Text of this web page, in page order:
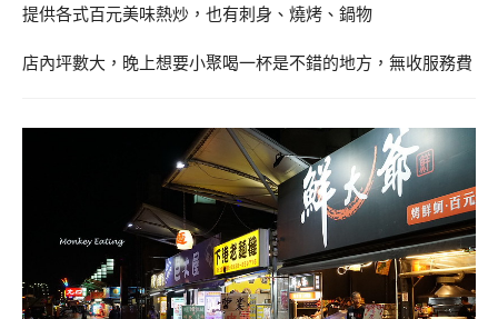
提供各式百元美味熱炒，也有刺身、燒烤、鍋物
店內坪數大，晚上想要小聚喝一杯是不錯的地方，無收服務費